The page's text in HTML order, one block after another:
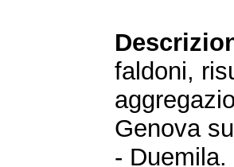
faldoni,
Genova
-